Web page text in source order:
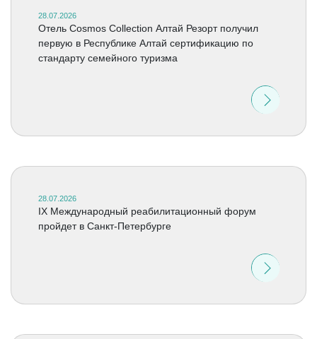
28.07.2026
Отель Cosmos Collection Алтай Резорт получил
первую в Республике Алтай сертификацию по
стандарту семейного туризма
28.07.2026
IX Международный реабилитационный форум
пройдет в Санкт-Петербурге